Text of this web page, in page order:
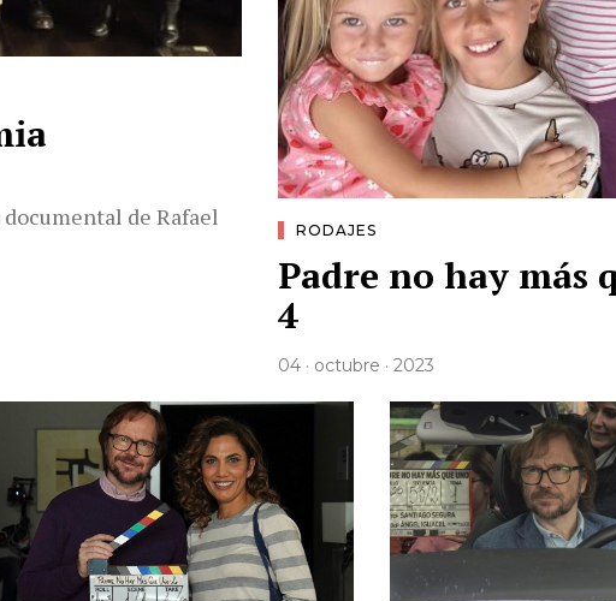
de Rafael
RODAJES
Padre no hay más
4
04 · octubre · 2023